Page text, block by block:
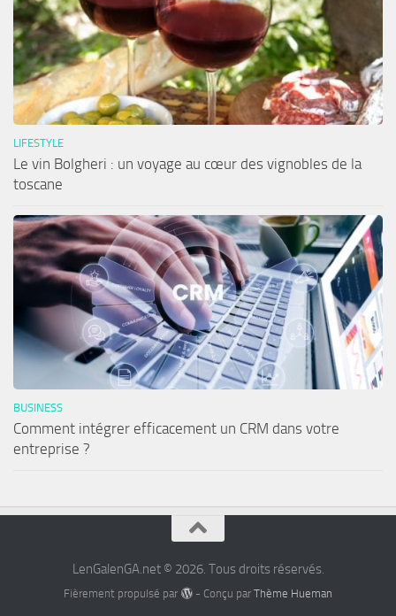
LIFESTYLE
Le vin Bolgheri : un voyage au cœur des vignobles de la
toscane
BUSINESS
Comment intégrer efficacement un CRM dans votre
entreprise ?
LenGalenGA.net © 2026. Tous droits réservés.
Fièrement propulsé par - Conçu par Thème Hueman